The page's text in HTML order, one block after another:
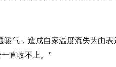
气，造成自家温度流失为由
直收不上。”